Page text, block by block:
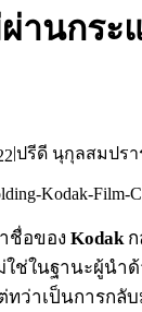
านกระ
|ปรีดี นุกุลสมปรา
ชื่อของ Kodakก
ใช่ในฐานะผู้นำ
ทว่าเป็นการกลั